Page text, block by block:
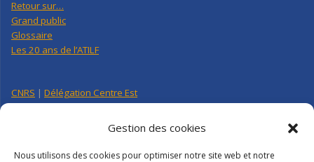
Gestion des cookies
Nous utilisons des cookies pour optimiser notre site web et notre
Retour sur…
Grand public
Glossaire
Les 20 ans de l’ATILF
CNRS | Délégation Centre Est
Université de Lorraine
CNRS Hebdo Centre-Est